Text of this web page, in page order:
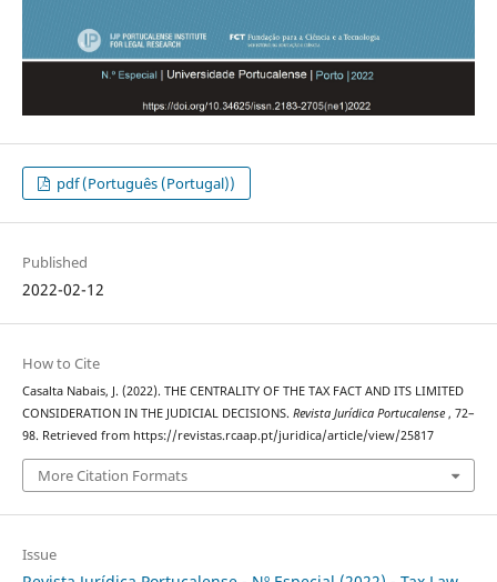
pdf (Português (Portugal))
Published
2022-02-12
How to Cite
Casalta Nabais, J. (2022). THE CENTRALITY OF THE TAX FACT AND ITS LIMITED
CONSIDERATION IN THE JUDICIAL DECISIONS. Revista Jurídica Portucalense , 72–
98. Retrieved from https://revistas.rcaap.pt/juridica/article/view/25817
More Citation Formats
Issue